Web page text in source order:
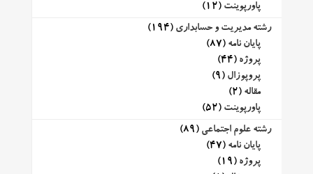
پاورپوینت (12)
رشته مدیریت و حسابداری (194)
پایان نامه (87)
پروژه (44)
پروپوزال (9)
مقاله (2)
پاورپوینت (52)
رشته علوم اجتماعی (89)
پایان نامه (47)
پروژه (19)